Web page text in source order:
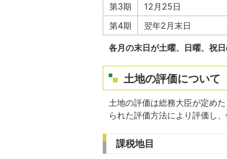
第3期
12月25日
第4期
翌年2月末日
各月の末日が土曜、日曜、祝
土地の評価について
土地の評価は総務大臣が定め
られた評価方法により評価し、
課税地目